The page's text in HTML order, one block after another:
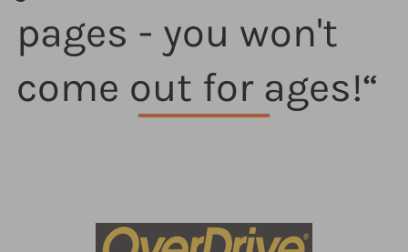
pages - you won't
come out for ages!“